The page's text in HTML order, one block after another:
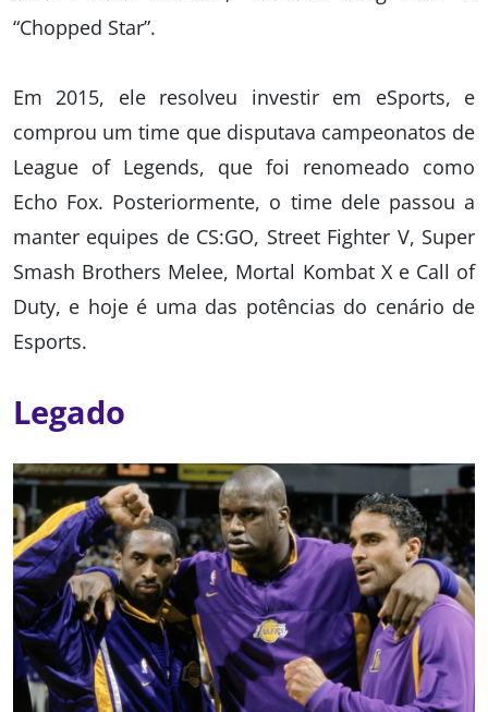
“Chopped Star”.
Em 2015, ele resolveu investir em eSports, e
comprou um time que disputava campeonatos de
League of Legends, que foi renomeado como
Echo Fox. Posteriormente, o time dele passou a
manter equipes de CS:GO, Street Fighter V, Super
Smash Brothers Melee, Mortal Kombat X e Call of
Duty, e hoje é uma das potências do cenário de
Esports.
Legado